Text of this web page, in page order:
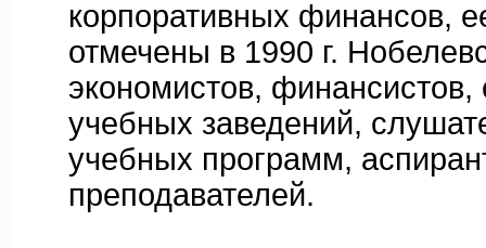
корпоративных финансов,
отмечены в 1990 г.
экономистов,
учебных заведений,
учебных программ,
преподавателей.